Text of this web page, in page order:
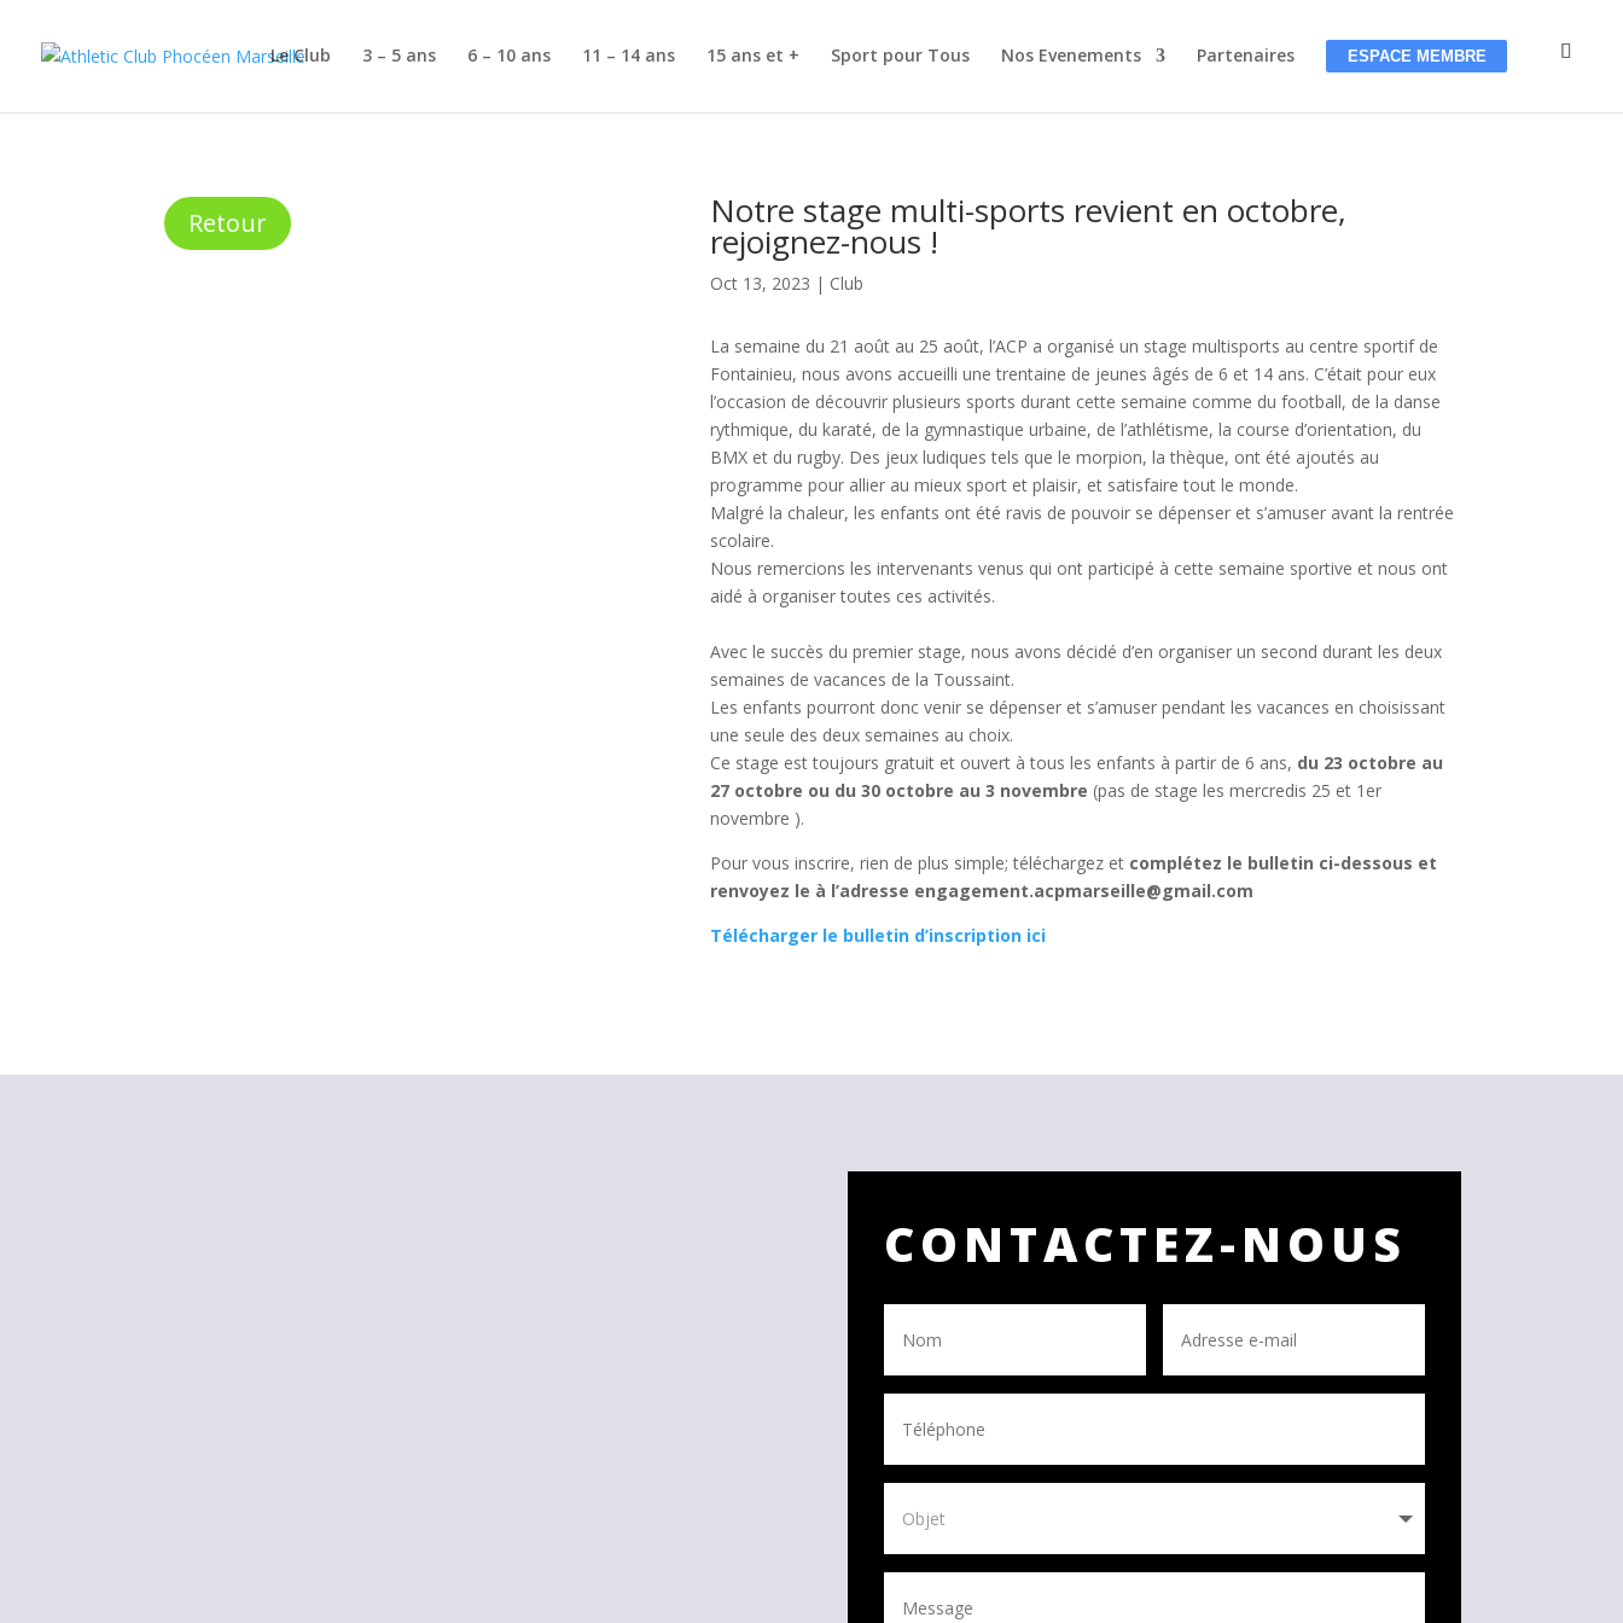
Le Club 3 – 5 ans 6 – 10 ans 11 – 14 ans 15 ans et + Sport pour Tous Nos Evenements Partenaires ESPACE MEMBRE
Retour Notre stage multi-sports revient en octobre,
rejoignez-nous !
Oct 13, 2023 | Club
La semaine du 21 août au 25 août, l’ACP a organisé un stage multisports au centre sportif de
Fontainieu, nous avons accueilli une trentaine de jeunes âgés de 6 et 14 ans. C’était pour eux
l’occasion de découvrir plusieurs sports durant cette semaine comme du football, de la danse
rythmique, du karaté, de la gymnastique urbaine, de l’athlétisme, la course d’orientation, du
BMX et du rugby. Des jeux ludiques tels que le morpion, la thèque, ont été ajoutés au
programme pour allier au mieux sport et plaisir, et satisfaire tout le monde.
Malgré la chaleur, les enfants ont été ravis de pouvoir se dépenser et s’amuser avant la rentrée
scolaire.
Nous remercions les intervenants venus qui ont participé à cette semaine sportive et nous ont
aidé à organiser toutes ces activités.
Avec le succès du premier stage, nous avons décidé d’en organiser un second durant les deux
semaines de vacances de la Toussaint.
Les enfants pourront donc venir se dépenser et s’amuser pendant les vacances en choisissant
une seule des deux semaines au choix.
Ce stage est toujours gratuit et ouvert à tous les enfants à partir de 6 ans, du 23 octobre au
27 octobre ou du 30 octobre au 3 novembre (pas de stage les mercredis 25 et 1er
novembre ).
Pour vous inscrire, rien de plus simple; téléchargez et complétez le bulletin ci-dessous et
renvoyez le à l’adresse engagement.acpmarseille@gmail.com
Télécharger le bulletin d’inscription ici
CONTACTEZ-NOUS